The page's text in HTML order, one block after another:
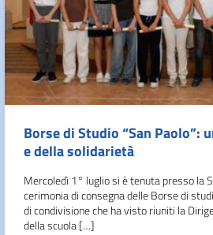
Borse di Studio “San Paolo”:
e della solidarietà
Mercoledì 1° luglio si è tenuta presso la
cerimonia di consegna delle Borse di
di condivisione che ha visto riuniti la
della scuola […]